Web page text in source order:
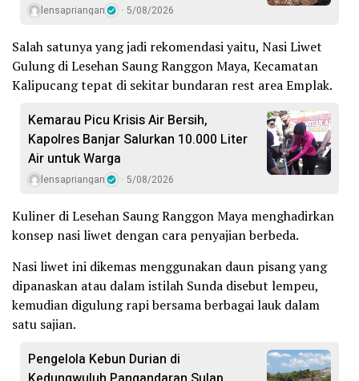
lensapriangan 5/08/2026
Salah satunya yang jadi rekomendasi yaitu, Nasi Liwet
Gulung di Lesehan Saung Ranggon Maya, Kecamatan
Kalipucang tepat di sekitar bundaran rest area Emplak.
Kemarau Picu Krisis Air Bersih,
Kapolres Banjar Salurkan 10.000 Liter
Air untuk Warga
lensapriangan 5/08/2026
Kuliner di Lesehan Saung Ranggon Maya menghadirkan
konsep nasi liwet dengan cara penyajian berbeda.
Nasi liwet ini dikemas menggunakan daun pisang yang
dipanaskan atau dalam istilah Sunda disebut lempeu,
kemudian digulung rapi bersama berbagai lauk dalam
satu sajian.
Pengelola Kebun Durian di